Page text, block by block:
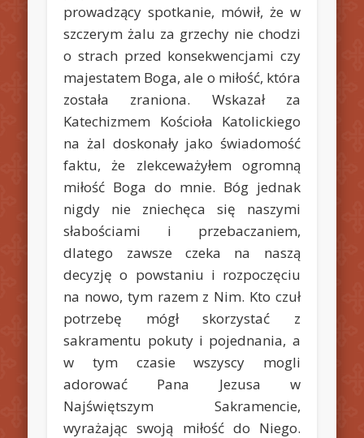
prowadzący spotkanie, mówił, że w
szczerym żalu za grzechy nie chodzi
o strach przed konsekwencjami czy
majestatem Boga, ale o miłość, która
została zraniona. Wskazał za
Katechizmem Kościoła Katolickiego
na żal doskonały jako świadomość
faktu, że zlekceważyłem ogromną
miłość Boga do mnie. Bóg jednak
nigdy nie zniechęca się naszymi
słabościami i przebaczaniem,
dlatego zawsze czeka na naszą
decyzję o powstaniu i rozpoczęciu
na nowo, tym razem z Nim. Kto czuł
potrzebę mógł skorzystać z
sakramentu pokuty i pojednania, a
w tym czasie wszyscy mogli
adorować Pana Jezusa w
Najświętszym Sakramencie,
wyrażając swoją miłość do Niego.